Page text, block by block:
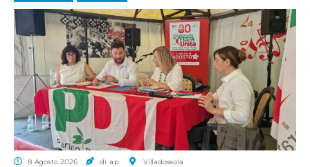
8 Agosto 2026 di a.p. Villadossola